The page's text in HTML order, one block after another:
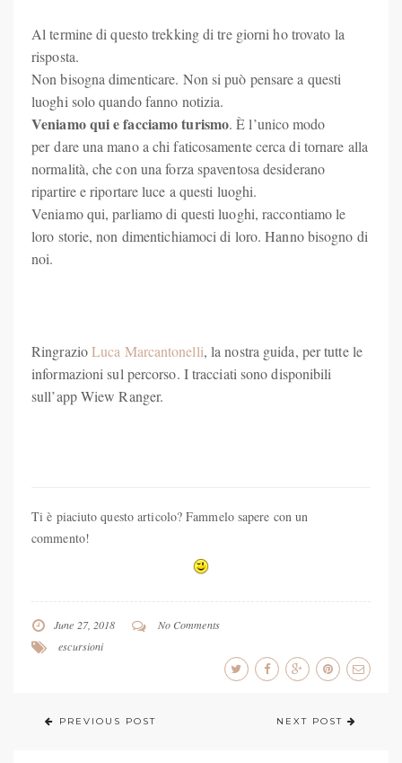
Al termine di questo trekking di tre giorni ho trovato la
risposta.
Non bisogna dimenticare. Non si può pensare a questi
luoghi solo quando fanno notizia.
Veniamo qui e facciamo turismo. È l’unico modo
per dare una mano a chi faticosamente cerca di tornare alla
normalità, che con una forza spaventosa desiderano
ripartire e riportare luce a questi luoghi.
Veniamo qui, parliamo di questi luoghi, raccontiamo le
loro storie, non dimentichiamoci di loro. Hanno bisogno di
noi.
RingrazioLuca Marcantonelli, la nostra guida, per tutte le
informazioni sul percorso. I tracciati sono disponibili
sull’app Wiew Ranger.
Ti è piaciuto questo articolo? Fammelo sapere con un
commento!
June 27, 2018
No Comments
escursioni
PREVIOUS POST NEXT POST